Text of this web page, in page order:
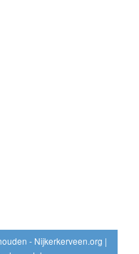
- Nijkerkerveen.org |